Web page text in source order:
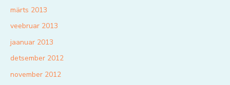
märts 2013
veebruar 2013
jaanuar 2013
detsember 2012
november 2012